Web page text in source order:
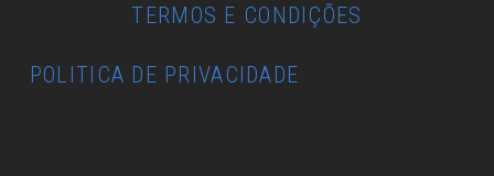
TERMOS E CONDIÇÕES
POLITICA DE PRIVACIDADE